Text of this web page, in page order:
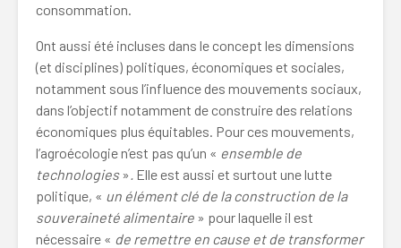
consommation.
Ont aussi été incluses dans le concept les dimensions
(et disciplines) politiques, économiques et sociales,
notamment sous l’influence des mouvements sociaux,
dans l’objectif notamment de construire des relations
économiques plus équitables. Pour ces mouvements,
l’agroécologie n’est pas qu’un « ensemble de
technologies ». Elle est aussi et surtout une lutte
politique, « un élément clé de la construction de la
souveraineté alimentaire » pour laquelle il est
nécessaire « de remettre en cause et de transformer